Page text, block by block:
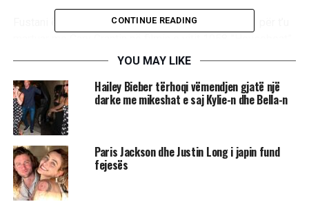
Fustani është bazuar në atë që Sophia Loren veshi për t’u
Ndërkaq, e gjithë velloja që mund ta shihni në fotografi u
realizua për mbi 900 orë punë.
CONTINUE READING
YOU MAY LIKE
Hailey Bieber tërhoqi vëmendjen gjatë një
darke me mikeshat e saj Kylie-n dhe Bella-n
Paris Jackson dhe Justin Long i japin fund
fejesës